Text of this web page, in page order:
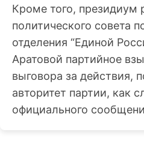
Кроме того, президиум
политического совета
отделения “Единой
Аратовой партийное
выговора за действия,
авторитет партии, как
официального